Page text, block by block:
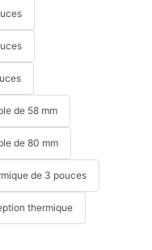
de 58 mm
de 80 mm
de 3 pouces
thermique